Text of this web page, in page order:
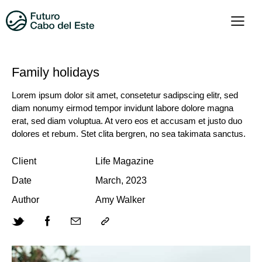
Family holidays
Lorem ipsum dolor sit amet, consetetur sadipscing elitr, sed
diam nonumy eirmod tempor invidunt labore dolore magna
erat, sed diam voluptua. At vero eos et accusam et justo duo
dolores et rebum. Stet clita bergren, no sea takimata sanctus.
Client
Life Magazine
Date
March, 2023
Author
Amy Walker